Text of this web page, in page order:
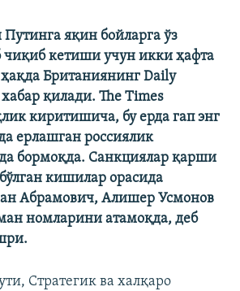
яқин бойларга ўз
чиқиб кетиши учун икки ҳафта
Британиянинг Daily
қилади. The Times
киритишича, бу ерда гап энг
ерлашган россиялик
бормоқда. Санкциялар қарши
кишилар орасида
Абрамович, Алишер Усмонов
номларини атамоқда, деб
Стратегик ва халқаро